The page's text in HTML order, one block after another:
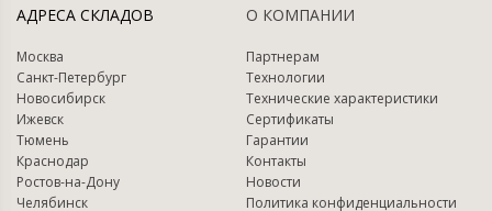
АДРЕСА СКЛАДОВ
Москва
Санкт-Петербург
Новосибирск
Ижевск
Тюмень
Краснодар
Ростов-на-Дону
Челябинск
О КОМПАНИИ
Партнерам
Технологии
Технические характеристики
Сертификаты
Гарантии
Контакты
Новости
Политика конфиденциальности